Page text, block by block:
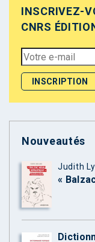
INSCRIVEZ-
CNRS
Nouveautés
Judith
«